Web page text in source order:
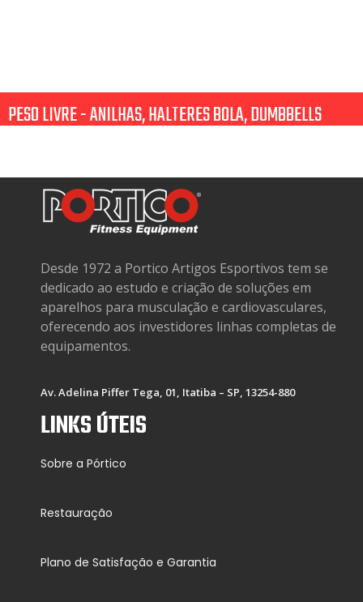
PESO LIVRE - ANILHAS, HALTERES BOLA, DUMBBELLS
Desde 1972 a Portico Artigos Esportivos tem se
dedicado ao estudo e criação de soluções em
aparelhos para musculação e cardiovasculares,
oferecendo aos investidores linhas completas de
equipamentos.
Av. Adelina Piffer Tega, 01, Itatiba – SP, 13254-880
LINKS ÚTEIS
Sobre a Pórtico
Restauração
Plano de Satisfação e Garantia